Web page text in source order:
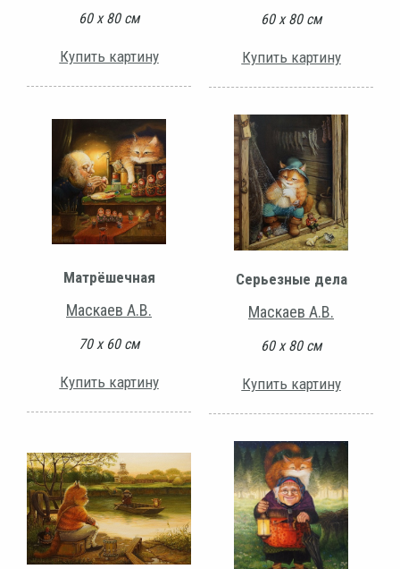
60 х 80 см
Купить картину
60 х 80 см
Купить картину
Матрёшечная
Маскаев А.В.
70 х 60 см
Купить картину
Серьезные дела
Маскаев А.В.
60 х 80 см
Купить картину